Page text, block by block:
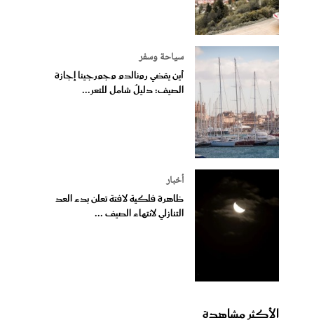
سياحة وسفر
أين يقضي رونالدو وجورجينا إجازة
الصيف: دليلٌ شامل للتعر...
أخبار
ظاهرة فلكية لافتة تعلن بدء العد
التنازلي لانتهاء الصيف ...
الأكثر مشاهدة